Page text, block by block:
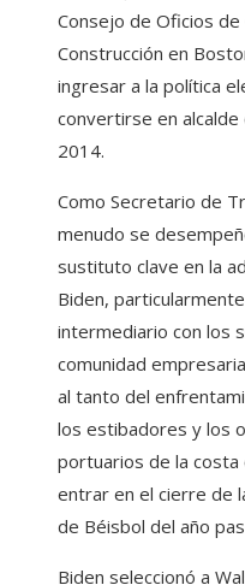
Consejo de Oficios de
Construcción en
ingresar a la política
convertirse en alcalde
2014.
Como Secretario de
menudo se
sustituto clave en la
Biden,
intermediario con los
comunidad
al tanto del
los estibadores y los
portuarios de la costa
entrar en el cierre de
de Béisbol del año
Biden seleccionó a